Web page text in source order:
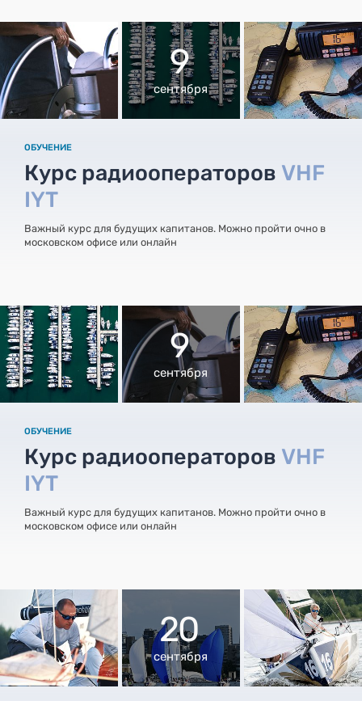
9
сентября
ОБУЧЕНИЕ
Курс радиооператоров VHF
IYT
Важный курс для будущих капитанов. Можно пройти очно в
московском офисе или онлайн
9
сентября
ОБУЧЕНИЕ
Курс радиооператоров VHF
IYT
Важный курс для будущих капитанов. Можно пройти очно в
московском офисе или онлайн
20
сентября